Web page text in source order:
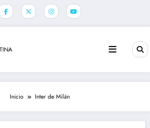
Inicio Inter de Milán